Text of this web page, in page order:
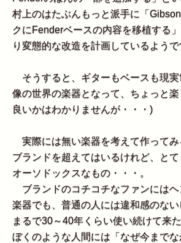
村上のはたぶんもっと派手に「
クにFenderベースの内容を移植する
り変態的な改造を計画しているようで
そうすると、ギターもベースも現実
像の世界の楽器となって、ちょっと
良いかはわかりませんが・・・)
実際には無い楽器を考えて作ってみ
ブランドを超えてはいるけれど、と
オーソドックスなもの・・・。
ブランドのコチコチなファンには
楽器でも、普通の人には違和感のない
まるで30～40年くらい使い続けて来
ぼくのような人間には「なぜ今までな